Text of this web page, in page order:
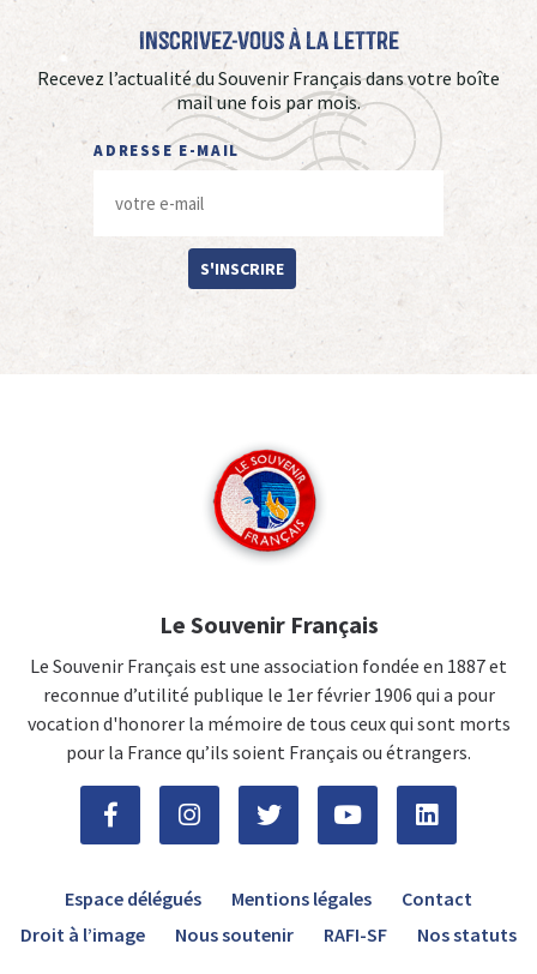
Inscrivez-vous à La Lettre
Recevez l’actualité du Souvenir Français dans votre boîte
mail une fois par mois.
ADRESSE E-MAIL
S'INSCRIRE
Le Souvenir Français
Le Souvenir Français est une association fondée en 1887 et
reconnue d’utilité publique le 1er février 1906 qui a pour
vocation d'honorer la mémoire de tous ceux qui sont morts
pour la France qu’ils soient Français ou étrangers.
Espace délégués Mentions légales
Contact
Droit à l’image
Nous soutenir RAFI-SF Nos statuts